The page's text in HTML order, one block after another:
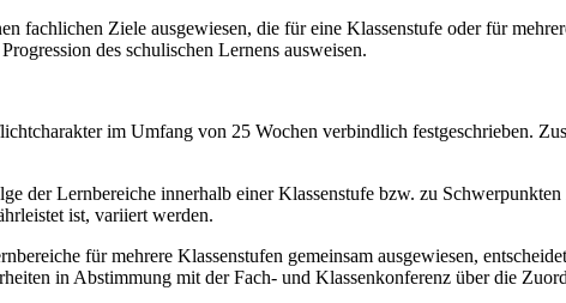
fachlichen Ziele ausgewiesen, die für eine Klassenstufe oder für
des schulischen Lernens ausweisen.
im Umfang von 25 Wochen verbindlich festgeschrieben.
der Lernbereiche innerhalb einer Klassenstufe bzw. zu
ist, variiert werden.
für mehrere Klassenstufen gemeinsam ausgewiesen,
in Abstimmung mit der Fach- und Klassenkonferenz über die